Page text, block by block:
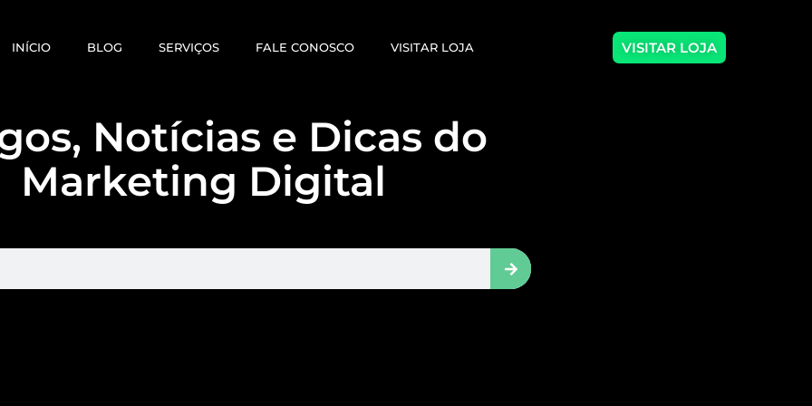
INÍCIO BLOG SERVIÇOS FALE CONOSCO VISITAR LOJA VISITAR LOJA
Notícias e Dicas do
Marketing Digital